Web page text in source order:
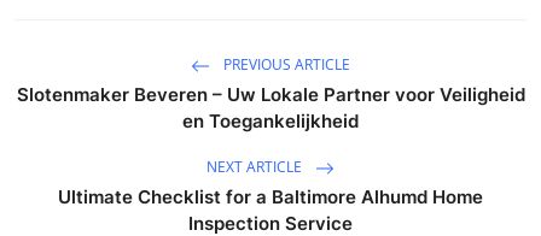
PREVIOUS ARTICLE
Slotenmaker Beveren – Uw Lokale Partner voor Veiligheid
en Toegankelijkheid
NEXT ARTICLE
Ultimate Checklist for a Baltimore Alhumd Home
Inspection Service